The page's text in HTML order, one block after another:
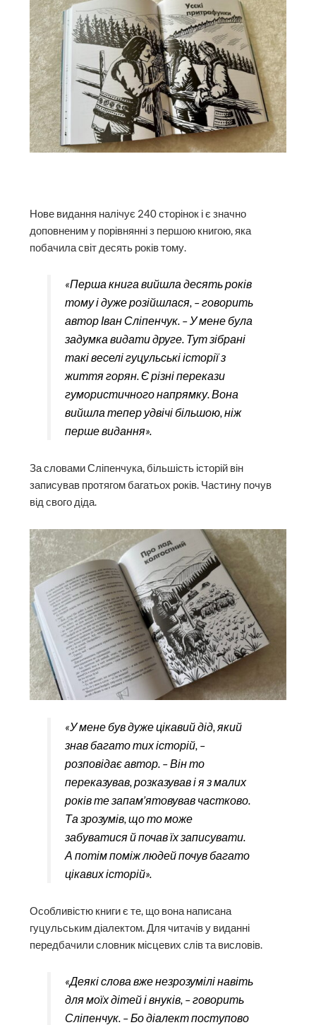
Нове видання налічує 240 сторінок і є значно
доповненим у порівнянні з першою книгою, яка
побачила світ десять років тому.
«Перша книга вийшла десять років
тому і дуже розійшлася, – говорить
автор Іван Сліпенчук. – У мене була
задумка видати друге. Тут зібрані
такі веселі гуцульські історії з
життя горян. Є різні перекази
гумористичного напрямку. Вона
вийшла тепер удвічі більшою, ніж
перше видання».
За словами Сліпенчука, більшість історій він
записував протягом багатьох років. Частину почув
від свого діда.
«У мене був дуже цікавий дід, який
знав багато тих історій, –
розповідає автор. – Він то
переказував, розказував і я з малих
років те запам’ятовував частково.
Та зрозумів, що то може
забуватися й почав їх записувати.
А потім поміж людей почув багато
цікавих історій».
Особливістю книги є те, що вона написана
гуцульським діалектом. Для читачів у виданні
передбачили словник місцевих слів та висловів.
«Деякі слова вже незрозумілі навіть
для моїх дітей і внуків, – говорить
Сліпенчук. – Бо діалект поступово